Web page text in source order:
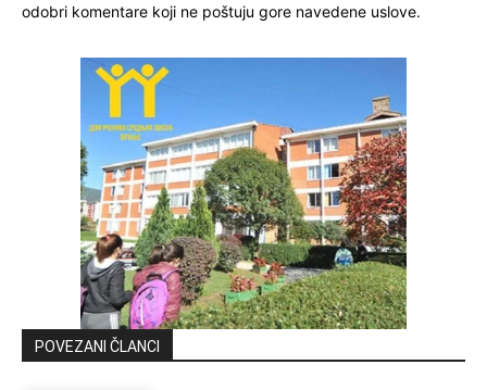
odobri komentare koji ne poštuju gore navedene uslove.
POVEZANI ČLANCI